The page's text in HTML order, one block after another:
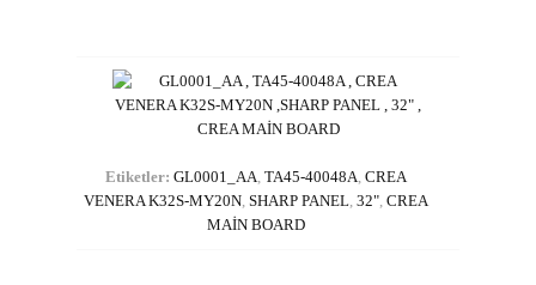
Etiketler: GL0001_AA, TA45-40048A, CREA
VENERA K32S-MY20N, SHARP PANEL, 32", CREA
MAİN BOARD